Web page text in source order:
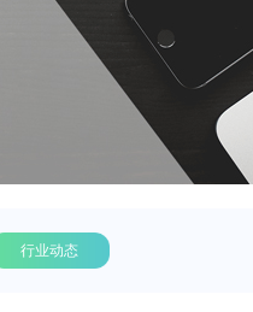
行业动态